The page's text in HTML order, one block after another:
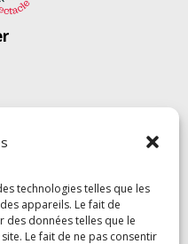
technologies telles que les
appareils. Le fait de
des données telles que le
Le fait de ne pas consentir